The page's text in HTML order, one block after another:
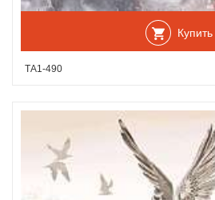
Купить
ТА1-490